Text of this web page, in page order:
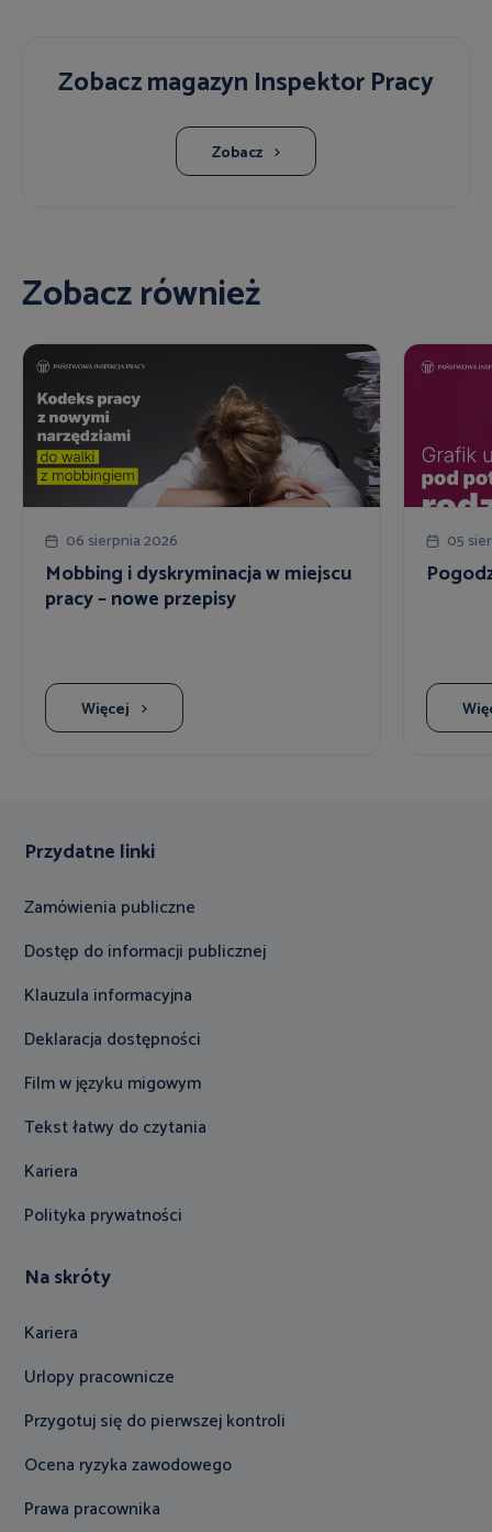
Zobacz magazyn Inspektor Pracy
Zobacz
Zobacz również
06 sierpnia 2026
Mobbing i dyskryminacja w miejscu
pracy – nowe przepisy
Więcej
05
Przydatne linki
Zamówienia publiczne
Dostęp do informacji publicznej
Klauzula informacyjna
Deklaracja dostępności
Film w języku migowym
Tekst łatwy do czytania
Kariera
Polityka prywatności
Na skróty
Kariera
Urlopy pracownicze
Przygotuj się do pierwszej kontroli
Ocena ryzyka zawodowego
Prawa pracownika